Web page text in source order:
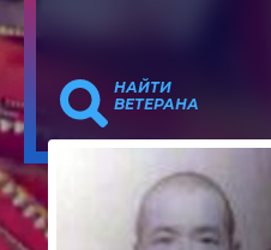
НАЙТИ
ВЕТЕРАНА